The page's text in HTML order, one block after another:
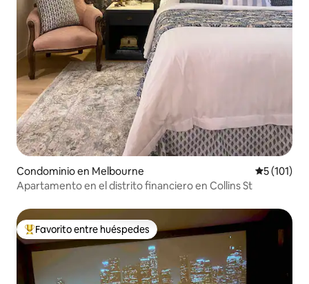
Condominio en Melbourne
5 (101)
Apartamento en el distrito financiero en Collins St
De los mejores en Favorito entre huéspedes
Favorito entre huéspedes